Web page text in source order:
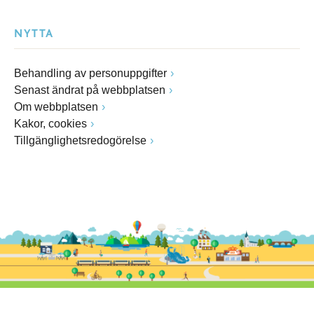
NYTTA
Behandling av personuppgifter
Senast ändrat på webbplatsen
Om webbplatsen
Kakor, cookies
Tillgänglighetsredogörelse